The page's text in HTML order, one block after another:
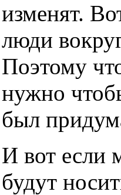
изменят.
люди
Поэтому
нужно
был
И вот если
будут